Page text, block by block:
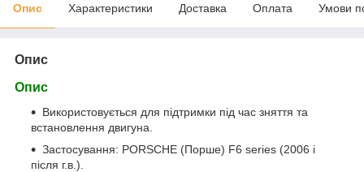
Опис Характеристики Доставка Оплата Умови
Опис
Опис
Використовується для підтримки під час зняття та
встановлення двигуна.
Застосування: PORSCHE (Порше) F6 series (2006 і
після г.в.).